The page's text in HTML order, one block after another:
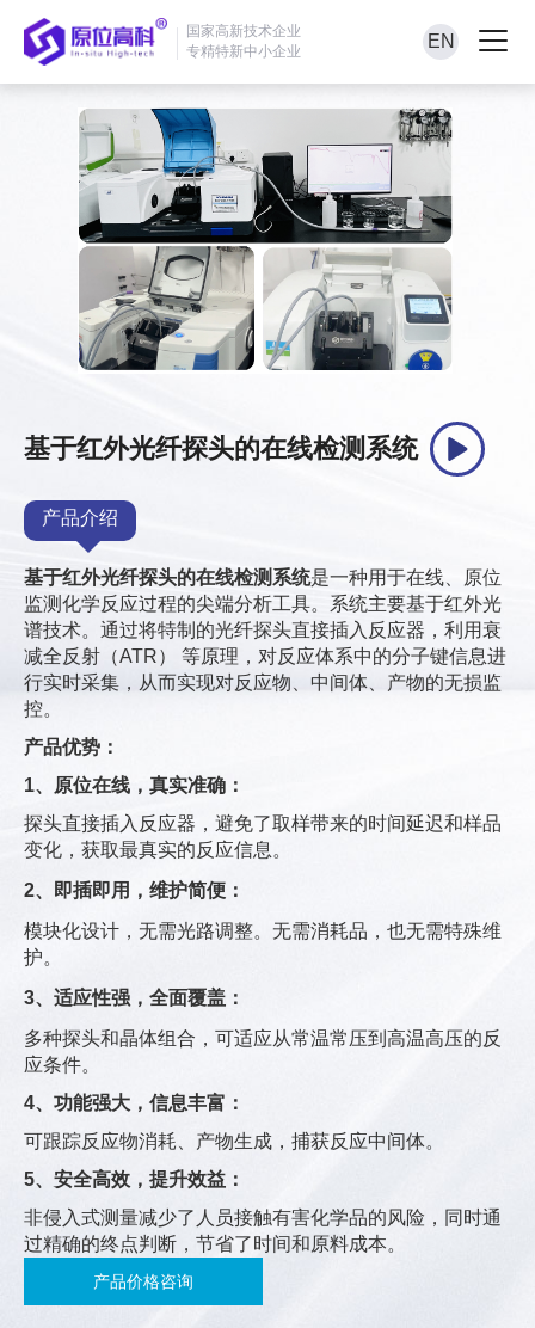
国家高新技术企业
专精特新中小企业
EN
基于红外光纤探头的在线检测系统
产品介绍
基于红外光纤探头的在线检测系统是一种用于在线、原位
监测化学反应过程的尖端分析工具。系统主要基于红外光
谱技术。通过将特制的光纤探头直接插入反应器，利用衰
减全反射（ATR） 等原理，对反应体系中的分子键信息进
行实时采集，从而实现对反应物、中间体、产物的无损监
控。
产品优势：
1、原位在线，真实准确：
探头直接插入反应器，避免了取样带来的时间延迟和样品
变化，获取最真实的反应信息。
2、即插即用，维护简便：
模块化设计，无需光路调整。无需消耗品，也无需特殊维
护。
3、适应性强，全面覆盖：
多种探头和晶体组合，可适应从常温常压到高温高压的反
应条件。
4、功能强大，信息丰富：
可跟踪反应物消耗、产物生成，捕获反应中间体。
5、安全高效，提升效益：
非侵入式测量减少了人员接触有害化学品的风险，同时通
过精确的终点判断，节省了时间和原料成本。
产品价格咨询